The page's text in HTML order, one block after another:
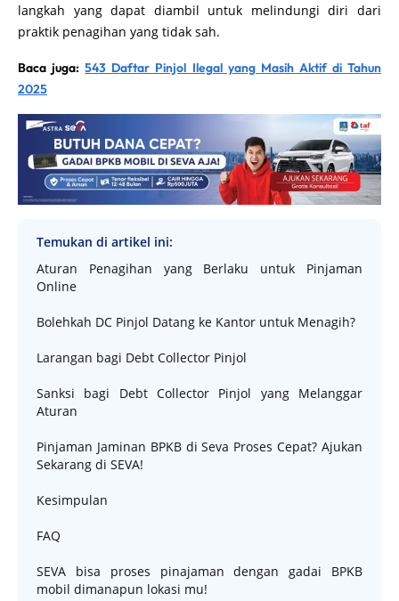
langkah yang dapat diambil untuk melindungi diri dari
praktik penagihan yang tidak sah.
Baca juga:543 Daftar Pinjol Ilegal yang Masih Aktif di Tahun
2025
Temukan di artikel ini:
Aturan Penagihan yang Berlaku untuk Pinjaman
Online
Bolehkah DC Pinjol Datang ke Kantor untuk Menagih?
Larangan bagi Debt Collector Pinjol
Sanksi bagi Debt Collector Pinjol yang Melanggar
Aturan
Pinjaman Jaminan BPKB di Seva Proses Cepat? Ajukan
Sekarang di SEVA!
Kesimpulan
FAQ
SEVA bisa proses pinajaman dengan gadai BPKB
mobil dimanapun lokasi mu!